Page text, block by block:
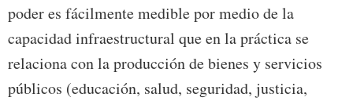
poder es fácilmente medible por medio de la
capacidad infraestructural que en la práctica se
relaciona con la producción de bienes y servicios
públicos (educación, salud, seguridad, justicia,